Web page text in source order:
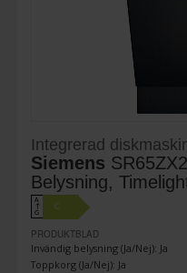
Integrerad
Siemens
Belysning,
A
↑
G
C
PRODUKTBLAD
Invändig belysning (Ja/Nej): Ja
Toppkorg (Ja/Nej): Ja